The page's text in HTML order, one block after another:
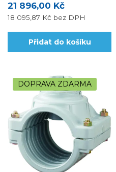
21 896,00 Kč
18 095,87 Kč bez DPH
Přidat do košíku
DOPRAVA ZDARMA